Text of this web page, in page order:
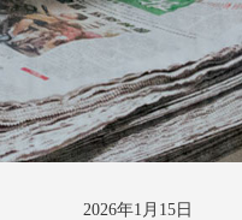
2026年1月15日